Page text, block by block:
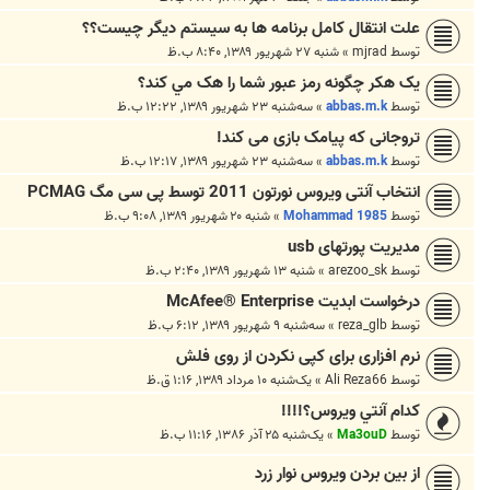
علت انتقال کامل برنامه ها به سيستم ديگر چيست؟؟
توسط mjrad
»شنبه ۲۷ شهریور ۱۳۸۹, ۸:۴۰ ب.ظ
يک هکر چگونه رمز عبور شما را هک مي کند؟
توسطabbas.m.k
»سه‌شنبه ۲۳ شهریور ۱۳۸۹, ۱۲:۲۲ ب.ظ
تروجانی که پیامک بازی می کند!
توسطabbas.m.k
»سه‌شنبه ۲۳ شهریور ۱۳۸۹, ۱۲:۱۷ ب.ظ
انتخاب آنتی ویروس نورتون 2011 توسط پی سی مگ PCMAG
توسطMohammad 1985
»شنبه ۲۰ شهریور ۱۳۸۹, ۹:۰۸ ب.ظ
مدیریت پورتهای usb
توسطarezoo_sk
»شنبه ۱۳ شهریور ۱۳۸۹, ۲:۴۰ ب.ظ
درخواست ابدیت McAfee® Enterprise
توسطreza_glb
»سه‌شنبه ۹ شهریور ۱۳۸۹, ۶:۱۲ ب.ظ
نرم افزاری برای کپی نکردن از روی فلش
توسط Ali Reza66
»یک‌شنبه ۱۰ مرداد ۱۳۸۹, ۱:۱۶ ق.ظ
کدام آنتي ويروس؟!!!!
توسطMa3ouD
»یک‌شنبه ۲۵ آذر ۱۳۸۶, ۱۱:۱۶ ب.ظ
از بين بردن ويروس نوار زرد